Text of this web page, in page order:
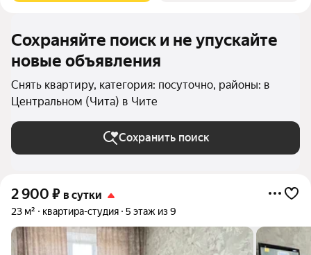
Сохраняйте поиск и не упускайте
новые объявления
Снять квартиру, категория: посуточно, районы: в
Центральном (Чита) в Чите
Сохранить поиск
2 900 ₽ в сутки
23 м² квартира-студия 5 этаж из 9